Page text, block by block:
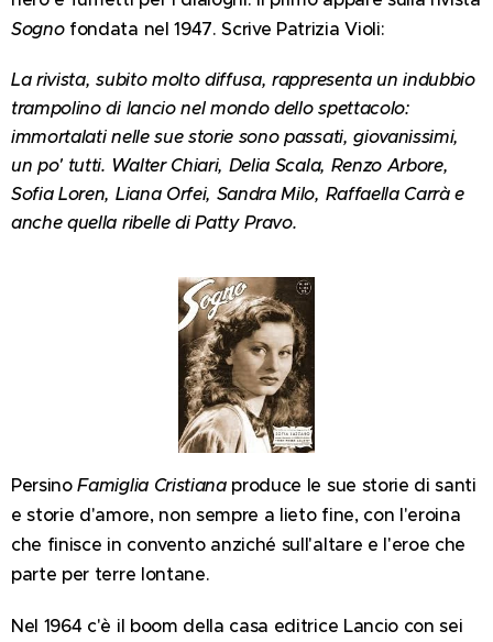
Sogno fondata nel 1947. Scrive Patrizia Violi:
La rivista, subito molto diffusa, rappresenta un indubbio
trampolino di lancio nel mondo dello spettacolo:
immortalati nelle sue storie sono passati, giovanissimi,
un po' tutti. Walter Chiari, Delia Scala, Renzo Arbore,
Sofia Loren, Liana Orfei, Sandra Milo, Raffaella Carrà e
anche quella ribelle di Patty Pravo.
PersinoFamiglia Cristiana produce le sue storie di santi
e storie d'amore, non sempre a lieto fine, con l'eroina
che finisce in convento anziché sull'altare e l'eroe che
parte per terre lontane.
Nel 1964 c'è il boom della casa editrice Lancio con sei